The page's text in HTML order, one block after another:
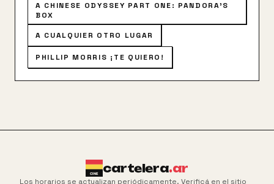
A CHINESE ODYSSEY PART ONE: PANDORA'S
BOX
A CUALQUIER OTRO LUGAR
PHILLIP MORRIS ¡TE QUIERO!
cartelera.ar
Los horarios se actualizan periódicamente. Verificá en el sitio